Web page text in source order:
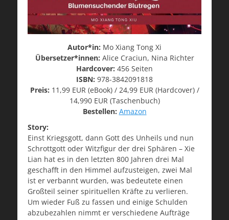
Autor*in: Mo Xiang Tong Xi
Übersetzer*innen: Alice Craciun, Nina Richter
Hardcover: 456 Seiten
ISBN: 978-3842091818
Preis: 11,99 EUR (eBook) / 24,99 EUR (Hardcover) /
14,990 EUR (Taschenbuch)
Bestellen: Amazon
Story:
Einst Kriegsgott, dann Gott des Unheils und nun
Schrottgott oder Witzfigur der drei Sphären – Xie
Lian hat es in den letzten 800 Jahren drei Mal
geschafft in den Himmel aufzusteigen, zwei Mal
ist er verbannt wurden, was bedeutete einen
Großteil seiner spirituellen Kräfte zu verlieren.
Um wieder Fuß zu fassen und einige Schulden
abzubezahlen nimmt er verschiedene Aufträge